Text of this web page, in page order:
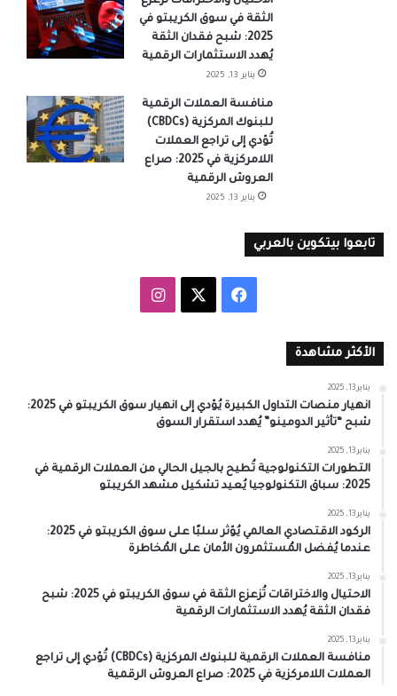
الثقة في سوق الكريبتو في
2025: شبح فقدان الثقة
يُهدد الاستثمارات الرقمية
يناير 13, 2025
منافسة العملات الرقمية
للبنوك المركزية (CBDCs)
تُؤدي إلى تراجع العملات
اللامركزية في 2025: صراع
العروش الرقمية
يناير 13, 2025
تابعوا بيتكوين بالعربي
فيسبوك انستقرام
الأكثر مشاهدة
يناير 13, 2025
انهيار منصات التداول الكبيرة يُؤدي إلى انهيار سوق الكريبتو في 2025:
شبح “تأثير الدومينو” يُهدد استقرار السوق
يناير 13, 2025
التطورات التكنولوجية تُطيح بالجيل الحالي من العملات الرقمية في
2025: سباق التكنولوجيا يُعيد تشكيل مشهد الكريبتو
يناير 13, 2025
الركود الاقتصادي العالمي يُؤثر سلبًا على سوق الكريبتو في 2025:
عندما يُفضل المُستثمرون الأمان على المُخاطرة
يناير 13, 2025
الاحتيال والاختراقات تُزعزع الثقة في سوق الكريبتو في 2025: شبح
فقدان الثقة يُهدد الاستثمارات الرقمية
يناير 13, 2025
منافسة العملات الرقمية للبنوك المركزية (CBDCs) تُؤدي إلى تراجع
العملات اللامركزية في 2025: صراع العروش الرقمية